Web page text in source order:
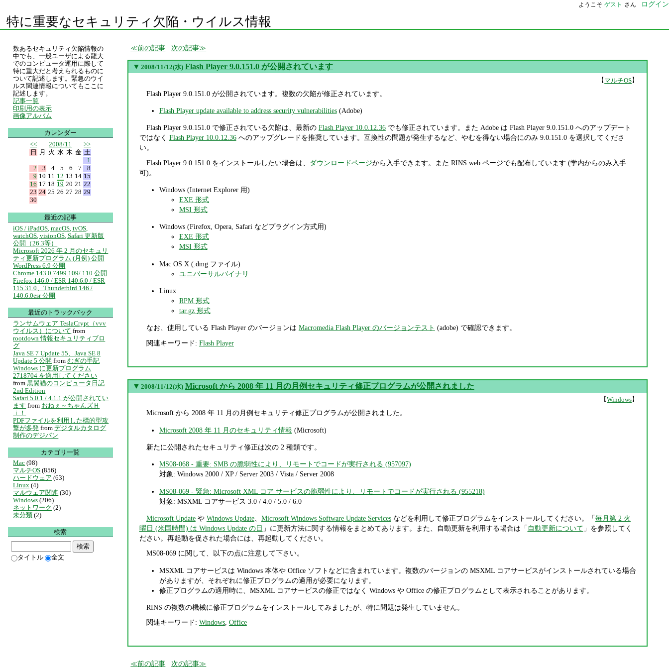
ようこそ ゲスト さん ログイン
特に重要なセキュリティ欠陥・ウイルス情報
前の記事 次の記事
▼ 2008/11/12(水) Flash Player 9.0.151.0 が公開されています
【マルチOS】
Flash Player 9.0.151.0 が公開されています。複数の欠陥が修正されています。
Flash Player update available to address security vulnerabilities(Adobe)
Flash Player 9.0.151.0 で修正されている欠陥は、最新の Flash Player 10.0.12.36でも修正されています。また Adobe は Flash Player 9.0.151.0 へのアップデート
ではなく Flash Player 10.0.12.36へのアップグレードを推奨しています。互換性の問題が発生するなど、やむを得ない場合にのみ 9.0.151.0 を選択してくださ
い。
Flash Player 9.0.151.0 をインストールしたい場合は、
ダウンロードページから入手できます。また RINS web ページでも配布しています (学内からのみ入手
可)。
Windows (Internet Explorer 用)
EXE 形式
MSI 形式
Windows (Firefox, Opera, Safari などプラグイン方式用)
EXE 形式
MSI 形式
Mac OS X (.dmg ファイル)
ユニバーサルバイナリ
Linux
RPM 形式
tar.gz 形式
なお、使用している Flash Player のバージョンは Macromedia Flash Player のバージョンテスト (adobe) で確認できます。
関連キーワード: Flash Player
▼ 2008/11/12(水) Microsoft から 2008 年 11 月の月例セキュリティ修正プログラムが公開されました
【Windows】
Microsoft から 2008 年 11 月の月例セキュリティ修正プログラムが公開されました。
Microsoft 2008 年 11 月のセキュリティ情報 (Microsoft)
新たに公開されたセキュリティ修正は次の 2 種類です。
MS08-068 - 重要: SMB の脆弱性により、リモートでコードが実行される (957097)
対象: Windows 2000 / XP / Server 2003 / Vista / Server 2008
MS08-069 - 緊急: Microsoft XML コア サービスの脆弱性により、リモートでコードが実行される (955218)
対象: MSXML コアサービス 3.0 / 4.0 / 5.0 / 6.0
Microsoft Updateや Windows Update、 Microsoft Windows Software Update Servicesなどを利用して修正プログラムをインストールしてください。「毎月第 2 火
曜日 (米国時間) は Windows Update の日 」に更新方法に関する情報をまとめてあります。また、自動更新を利用する場合は「 自動更新について 」を参照してく
ださい。再起動を促された場合には、再起動してください。
MS08-069 に関して、以下の点に注意して下さい。
MSXML コアサービスは Windows 本体や Office ソフトなどに含まれています。複数のバージョンの MSXML コアサービスがインストールされている場合
がありますが、それぞれに修正プログラムの適用が必要になります。
修正プログラムの適用時に、MSXML コアサービスの修正ではなく Windows や Office の修正プログラムとして表示されることがあります。
RINS の複数の機械に修正プログラムをインストールしてみましたが、特に問題は発生していません。
関連キーワード: Windows, Office
前の記事 次の記事
数あるセキュリティ欠陥情報の
中でも、一般ユーザによる龍大
でのコンピュータ運用に際して
特に重大だと考えられるものに
ついて記述します。緊急のウイ
ルス関連情報についてもここに
記述します。
記事一覧
印刷用の表示
画像アルバム
カレンダー
<<
2008/11
>>
日
月 火 水 木 金 土
1
2
3 4 5 6 7
8
9 10 11 12 13 14 15
16 17 18 19 20 21 22
23 24 25 26 27 28 29
30
最近の記事
iOS / iPadOS, macOS, tvOS,
watchOS, visionOS, Safari 更新版
公開（26.3等）
Microsoft 2026 年 2 月のセキュリ
ティ更新プログラム (月例) 公開
WordPress 6.9 公開
Chrome 143.0.7499.109/.110 公開
Firefox 146.0 / ESR 140.6.0 / ESR
115.31.0、Thunderbird 146 /
140.6.0esr 公開
最近のトラックバック
ランサムウェア TeslaCrypt（vvv
ウイルス）について from
rootdown 情報セキュリティブロ
グ
Java SE 7 Update 55、Java SE 8
Update 5 公開 from むぎの手記
Windows に更新プログラム
2718704 を適用してください
from 黒翼猫のコンピュータ日記
2nd Edition
Safari 5.0.1 / 4.1.1 が公開されてい
ます from おねぇ～ちゃんズＨ
ｉ！
PDFファイルを利用した標的型攻
撃が多発 from デジタルカタログ
制作のデジパン
カテゴリ一覧
Mac (98)
マルチOS (856)
ハードウェア (63)
Linux (4)
マルウェア関連 (30)
Windows (206)
ネットワーク (2)
未分類 (2)
検索
タイトル 全文